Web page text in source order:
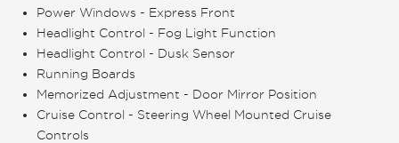
Power Windows - Express Front
Headlight Control - Fog Light Function
Headlight Control - Dusk Sensor
Running Boards
Memorized Adjustment - Door Mirror Position
Cruise Control - Steering Wheel Mounted Cruise
Controls